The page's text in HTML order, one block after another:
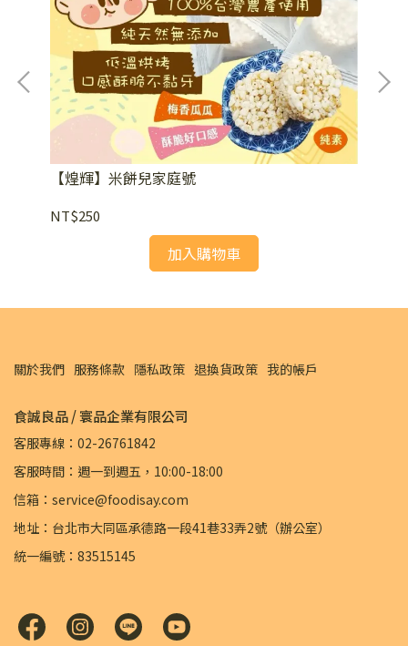
【煌輝】米餅兒家庭號
NT$250
加入購物車
【
關於我們 服務條款 隱私政策 退換貨政策 我的帳戶
食誠良品 / 寰品企業有限公司
客服專線：02-26761842
客服時間：週一到週五，10:00-18:00
信箱：service@foodisay.com
地址：台北市大同區承德路一段41巷33弄2號（辦公室）
統一編號：83515145